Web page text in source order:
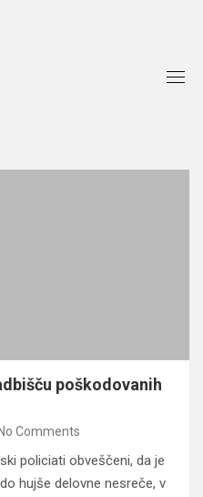
poškodovanih
No Comments
policiati obveščeni, da je
hujše delovne nesreče, v